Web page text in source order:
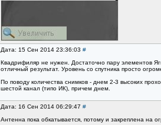
Дата: 15 Сен 2014 23:36:03 #
Квадрифиляр не нужен. Достаточно пару элементов
отличный результат. Уровень со спутника просто
По поводу количества снимков - днем 2-3 высоких
шестой канал (типо ИК), причем днем.
Дата: 16 Сен 2014 06:29:47 #
Антенна пока обкатывается, потому и закреплена на